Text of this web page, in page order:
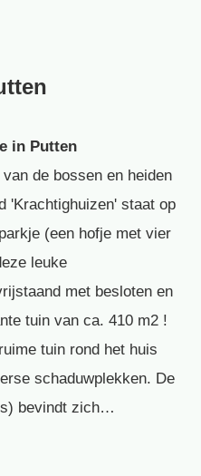
in Putten
de bossen en heiden
'Krachtighuizen' staat op
(een hofje met vier
leuke
met besloten en
tuin van ca. 410 m2 !
tuin rond het huis
schaduwplekken. De
bevindt zich…